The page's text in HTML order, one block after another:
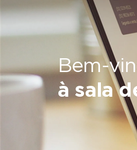
Bem-
à sala